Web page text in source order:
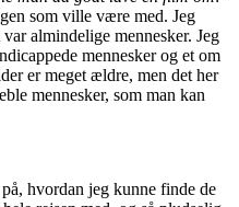
som ville være med. Jeg
almindelige mennesker. Jeg
mennesker og et om
er meget ældre, men det her
mennesker, som man kan
hvordan jeg kunne finde de